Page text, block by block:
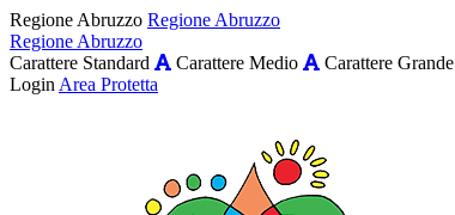
Regione Abruzzo Regione Abruzzo
Regione Abruzzo
Carattere Standard
Carattere Medio Carattere Grande
Login Area Protetta